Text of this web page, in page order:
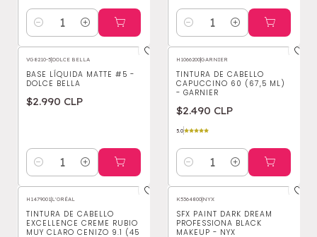
Cantidad Cantidad
VG8210-5|DOLCE BELLA
BASE LÍQUIDA MATTE #5 -
DOLCE BELLA
$2.990 CLP
Cantidad
H1066200|GARNIER
TINTURA DE CABELLO
CAPUCCINO 60 (67,5 ML)
- GARNIER
$2.490 CLP
5.0
Cantidad
H1479001|L'ORÉAL
TINTURA DE CABELLO
EXCELLENCE CREME RUBIO
MUY CLARO CENIZO 9.1 (45
K5364800|NYX
SFX PAINT DARK DREAM
PROFESSIONA BLACK
MAKEUP - NYX